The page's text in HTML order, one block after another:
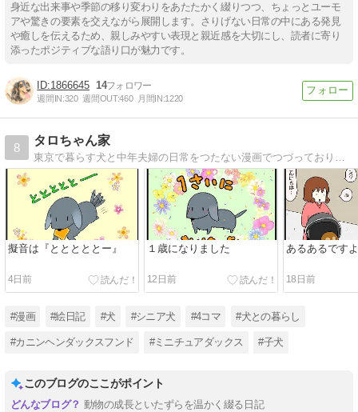
身近な出来事や季節の移り変わりをあたたかく綴りつつ、ちょっとユーモ
アや驚きの要素を交えながら展開します。さりげない日常の中にある発見
や癒しを伝えるため、親しみやすい表現と親近感を大切にし、読者に寄り
添ったポジティブな語り口が魅力です。
1866645 14
週間IN:320 週間OUT:460 月間IN:1220
8
タロちゃん家
東京で暮らす犬と中年夫婦の日常をつたない漫画でつづっております。
擬音は『とととととー』
4日前
１歳になりました
12日前
あるあるです
18日前
#漫画 #絵日記 #犬 #シニア犬 #4コマ #犬との暮らし
#カニンヘンダックスフンド #ミニチュアダックス #子犬
このブログのここがポイント
動物の成長といたずらを温かく綴る日記